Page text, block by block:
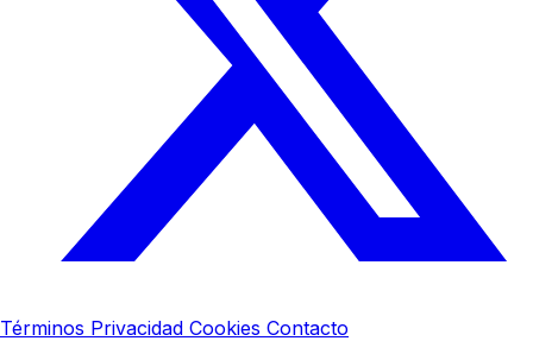
Términos Privacidad Cookies Contacto